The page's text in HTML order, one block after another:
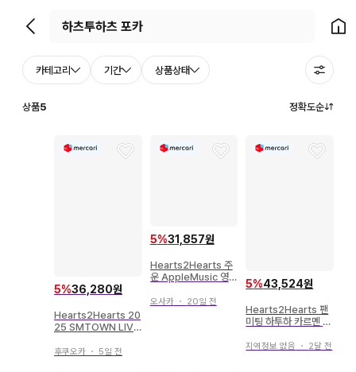
뒤로가기 홈으
카테고리 기간 상품상태
상품5 정확도순
5%36,280원
Hearts2Hearts 20
25 SMTOWN LIVE
덤 포토 카드 트레이딩
후쿠오카 ・ 5일 전
5%31,857원
Hearts2Hearts 주
운 AppleMusic 영상
오사카・ 20일 전
5%43,524원
Hearts2Hearts 팬
미팅 하투하 카르멘 포
지역정보 없음 ・ 2달 전